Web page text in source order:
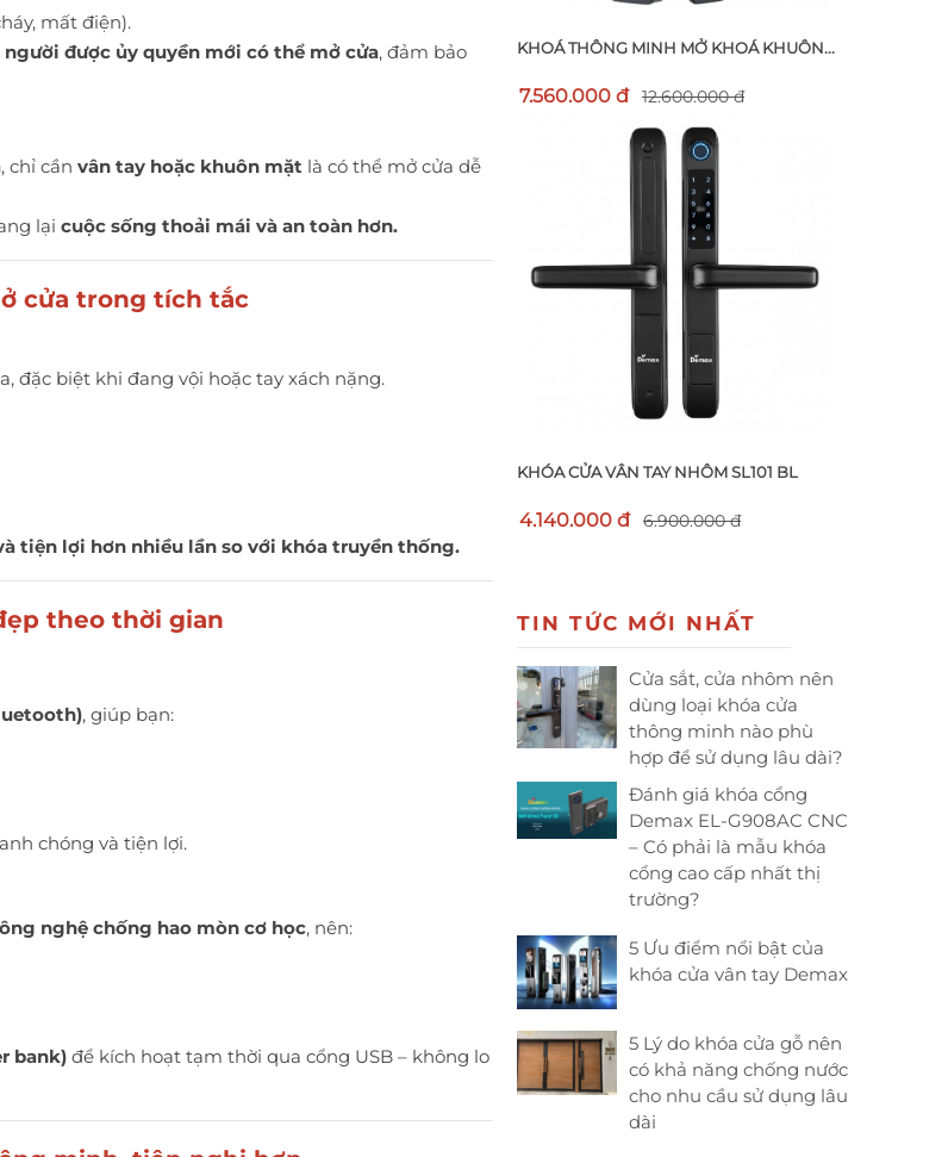
mất điện).
người được ủy quyền mới có thể mở cửa, đảm bảo
, chỉ cần vân tay hoặc khuôn mặt là có thể mở cửa dễ
lại cuộc sống thoải mái và an toàn hơn.
cửa trong tích tắc
đặc biệt khi đang vội hoặc tay xách nặng.
tiện lợi hơn nhiều lần so với khóa truyền thống.
theo thời gian
, giúp bạn:
chóng và tiện lợi.
nghệ chống hao mòn cơ học, nên:
bank) để kích hoạt tạm thời qua cổng USB – không lo
KHOÁ THÔNG MINH MỞ KHOÁ KHUÔN...
7.560.000 đ 12.600.000 đ
KHÓA CỬA VÂN TAY NHÔM SL101 BL
4.140.000 đ 6.900.000 đ
TIN TỨC MỚI NHẤT
Cửa sắt, cửa nhôm nên
dùng loại khóa cửa
thông minh nào phù
hợp để sử dụng lâu dài?
Đánh giá khóa cổng
Demax EL-G908AC CNC
– Có phải là mẫu khóa
cổng cao cấp nhất thị
trường?
5 Ưu điểm nổi bật của
khóa cửa vân tay Demax
5 Lý do khóa cửa gỗ nên
có khả năng chống nước
cho nhu cầu sử dụng lâu
dài